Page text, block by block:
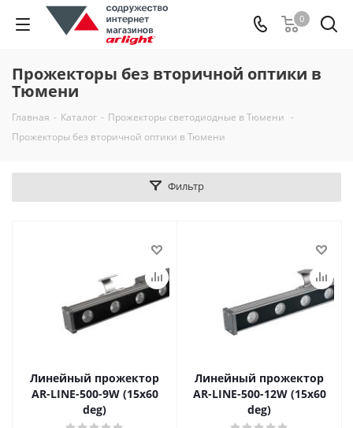
0
Прожекторы без вторичной оптики в
Тюмени
Главная - Каталог - Прожекторы светодиодные в Тюмени -
Прожекторы без вторичной оптики в Тюмени
Фильтр
Линейный прожектор
AR-LINE-500-9W (15x60
deg)
Линейный прожектор
AR-LINE-500-12W (15x60
deg)